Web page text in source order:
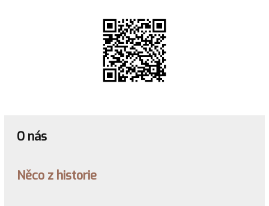
O nás
Něco z historie